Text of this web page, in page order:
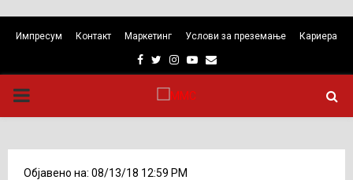
Импресум Контакт Маркетинг Услови за преземање Кариера
Facebook
TwitterInstagram
Youtube
Email
PRIMARY
Објавено на: 08/13/18 12:59 PM